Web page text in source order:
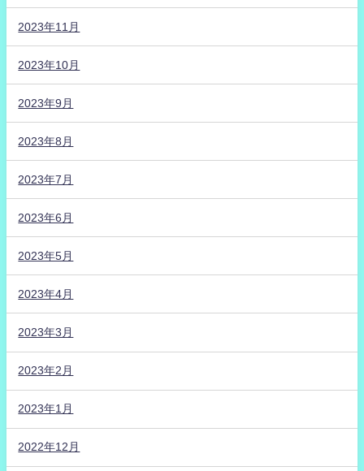
2023年11月
2023年10月
2023年9月
2023年8月
2023年7月
2023年6月
2023年5月
2023年4月
2023年3月
2023年2月
2023年1月
2022年12月